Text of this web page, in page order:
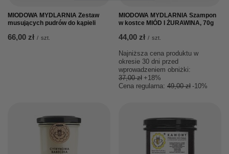
MIODOWA MYDLARNIA Zestaw
musujących pudrów do kąpieli
66,00 zł / szt.
MIODOWA MYDLARNIA Szampon
w kostce MIÓD I ŻURAWINA, 70g
44,00 zł / szt.
Najniższa cena produktu w
okresie 30 dni przed
wprowadzeniem obniżki:
37,00 zł +18%
Cena regularna: 49,00 zł -10%